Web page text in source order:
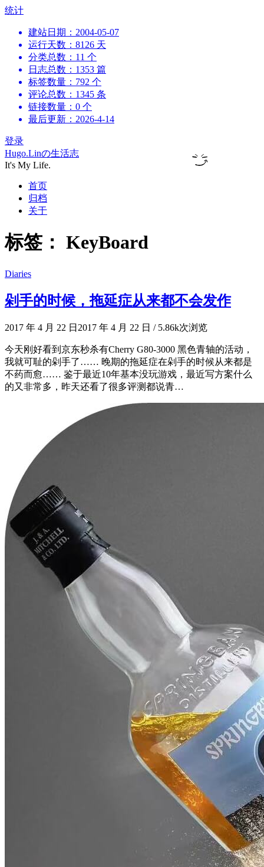
跳
统计
建站日期：2004-05-07
运行天数：8126 天
分类总数：11 个
日志总数：1353 篇
标签数量：792 个
评论总数：1345 条
链接数量：0 个
最后更新：2026-4-14
登录
Hugo.Linの生活志
It's My Life.
首页
归档
关于
标签： KeyBoard
Diaries
剁手的时候，拖延症从来都不会发作
2017 年 4 月 22 日 2017 年 4 月 22 日 /5.86k次浏览
今天刚好看到京东秒杀有Cherry G80-3000 黑色青轴的活动，
我就可耻的剁手了…… 晚期的拖延症在剁手的时候从来都是
不药而愈…… 鉴于最近10年基本没玩游戏，最近写方案什么
的又非常多，昨天还看了很多评测都说青…